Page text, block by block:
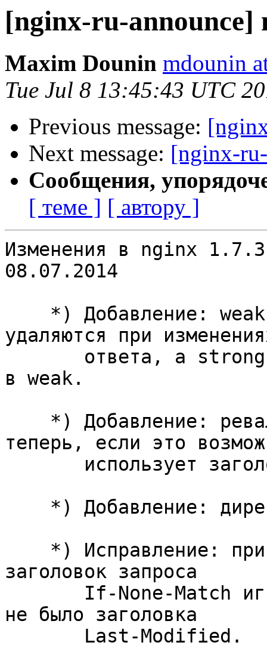
[nginx-ru-announce]
Maxim Dounin mdounin
Tue Jul 8 13:45:43 UTC
Previous message:
Next message: [nginx-
Сообщения,
[ теме ] [ автору ]
Изменения в nginx 1.7.3
08.07.2014
удаляются при
в weak.
теперь, если это
заголовок запроса
не было заголовка